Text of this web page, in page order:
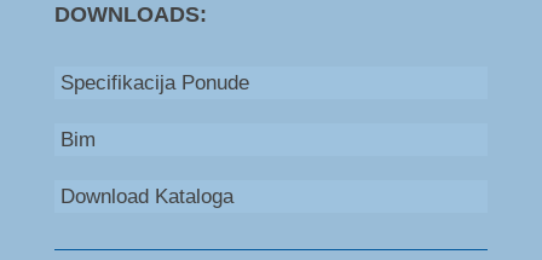
DOWNLOADS:
Specifikacija Ponude
Bim
Download Kataloga